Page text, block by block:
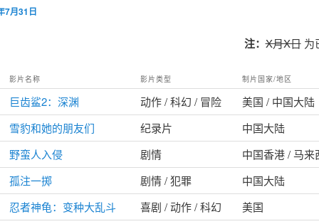
7月31日
注：X月X日为
影片名称 影片类型 制片国家/地区
巨齿鲨2：深渊 动作 / 科幻 / 冒险
美国 / 中国大陆
雪豹和她的朋友们 纪录片
中国大陆
野蛮人入侵 剧情
中国香港 / 马来
孤注一掷 剧情 / 犯罪
中国大陆
忍者神龟：变种大乱斗 喜剧 / 动作 / 科幻
美国